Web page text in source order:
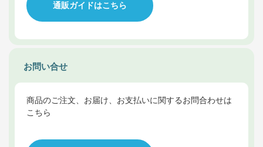
通販ガイドはこちら
お問い合せ
商品のご注文、お届け、お支払いに関するお問合わせは
こちら